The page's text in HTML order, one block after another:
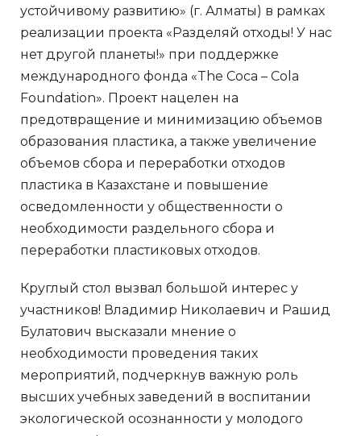
устойчивому развитию» (г. Алматы) в рамках
реализации проекта «Разделяй отходы! У нас
нет другой планеты!» при поддержке
международного фонда «The Coca – Cola
Foundation». Проект нацелен на
предотвращение и минимизацию объемов
образования пластика, а также увеличение
объемов сбора и переработки отходов
пластика в Казахстане и повышение
осведомленности у общественности о
необходимости раздельного сбора и
переработки пластиковых отходов.
Круглый стол вызвал большой интерес у
участников! Владимир Николаевич и Рашид
Булатович высказали мнение о
необходимости проведения таких
мероприятий, подчеркнув важную роль
высших учебных заведений в воспитании
экологической осознанности у молодого